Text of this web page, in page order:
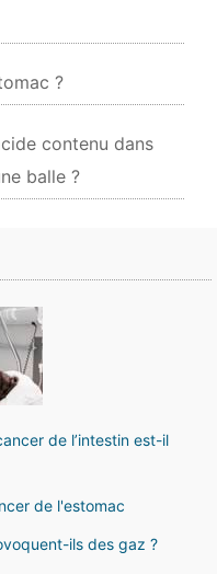
?
contenu dans
balle ?
de l’intestin est-il
de l'estomac
ils des gaz ?